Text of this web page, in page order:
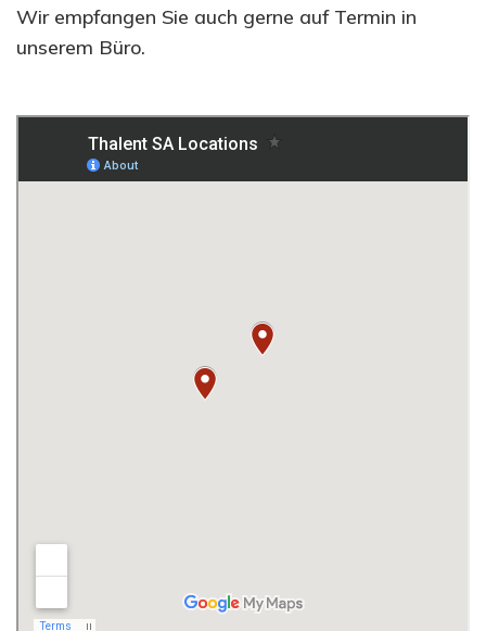
Wir empfangen Sie auch gerne auf Termin in
unserem Büro.